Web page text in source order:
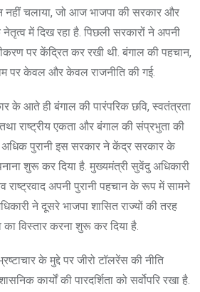
नहीं चलाया, जो आज भाजपा की सरकार और
में दिख रहा है. पिछली सरकारों ने अपनी
पर केंद्रित कर रखी थी. बंगाल की पहचान,
पर केवल और केवल राजनीति की गई.
के आते ही बंगाल की पारंपरिक छवि, स्वतंत्रता
राष्ट्रीय एकता और बंगाल की संप्रभुता की
पुरानी इस सरकार ने केंद्र सरकार के
शुरू कर दिया है. मुख्यमंत्री सुवेंदु अधिकारी
राष्ट्रवाद अपनी पुरानी पहचान के रूप में सामने
ने दूसरे भाजपा शासित राज्यों की तरह
विस्तार करना शुरू कर दिया है.
के मुद्दे पर जीरो टॉलरेंस की नीति
कार्यों की पारदर्शिता को सर्वोपरि रखा है.